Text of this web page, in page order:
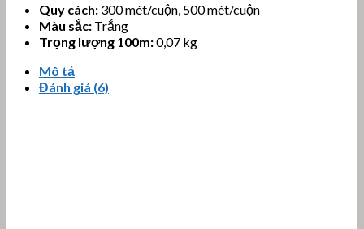
Quy cách: 300 mét/cuộn, 500 mét/cuộn
Màu sắc: Trắng
Trọng lượng 100m:0,07 kg
Mô tả
Đánh giá (6)